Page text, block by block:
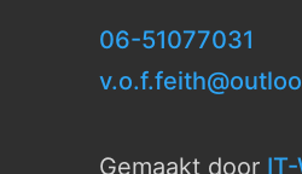
06-51077031
Gemaakt door